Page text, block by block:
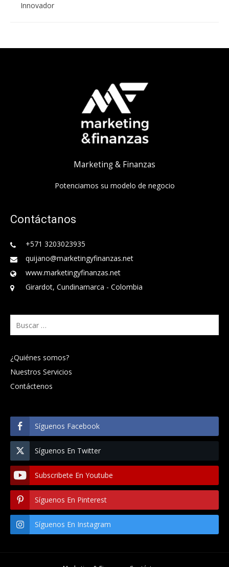
Innovador
Marketing & Finanzas
Potenciamos su modelo de negocio
Contáctanos
+571 3203023935
quijano@marketingyfinanzas.net
www.marketingyfinanzas.net
Girardot, Cundinamarca - Colombia
Buscar:
¿Quiénes somos?
Nuestros Servicios
Contáctenos
Síguenos Facebook
Síguenos En Twitter
Subscribete En Youtube
Síguenos En Pinterest
Síguenos En Instagram